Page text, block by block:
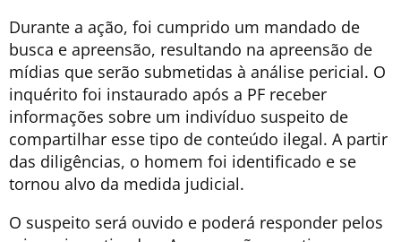
Durante a ação, foi cumprido um mandado de
busca e apreensão, resultando na apreensão de
mídias que serão submetidas à análise pericial. O
inquérito foi instaurado após a PF receber
informações sobre um indivíduo suspeito de
compartilhar esse tipo de conteúdo ilegal. A partir
das diligências, o homem foi identificado e se
tornou alvo da medida judicial.
O suspeito será ouvido e poderá responder pelos